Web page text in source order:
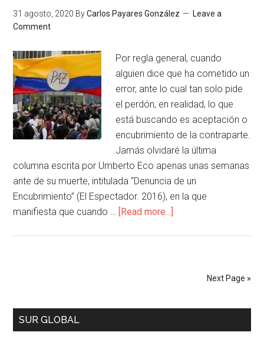
31 agosto, 2020 ByCarlos Payares González
Leave a
Comment
Por regla general, cuando
alguien dice que ha cometido un
error, ante lo cual tan solo pide
el perdón, en realidad, lo que
está buscando es aceptación o
encubrimiento de la contraparte.
Jamás olvidaré la última
columna escrita por Umberto Eco apenas unas semanas
ante de su muerte, intitulada “Denuncia de un
Encubrimiento” (El Espectador. 2016), en la que
manifiesta que cuando … [Read more...]
Next Page »
SUR GLOBAL